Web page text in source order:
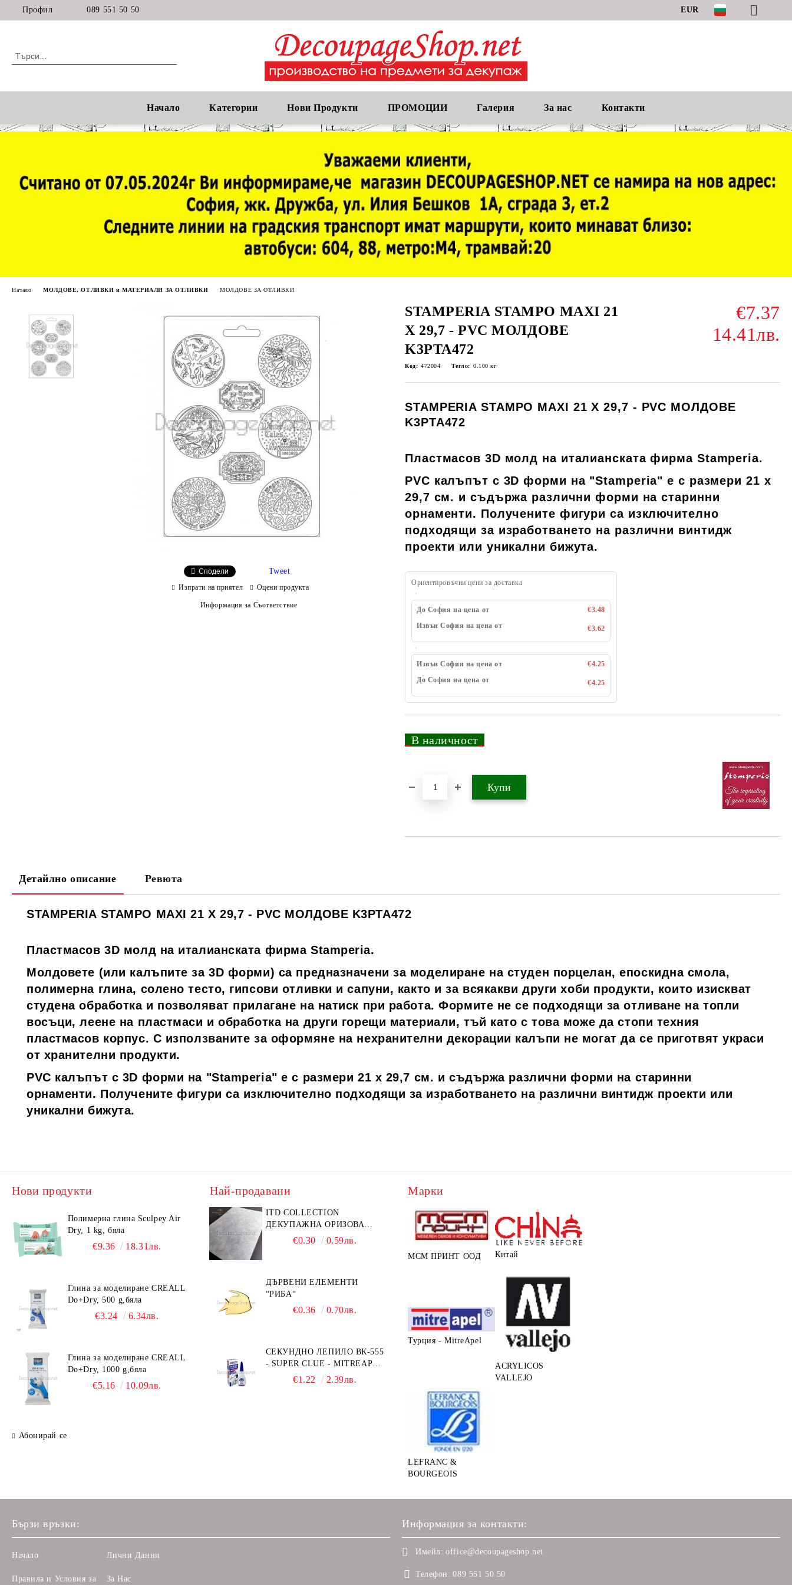
Профил 089 551 50 50 EUR
Начало Категории Нови Продукти ПРОМОЦИИ Галерия За нас Контакти
Начало МОЛДОВЕ, ОТЛИВКИ и МАТЕРИАЛИ ЗА ОТЛИВКИ МОЛДОВЕ ЗА ОТЛИВКИ
STAMPERIA STAMPO MAXI 21
X 29,7 - PVC МОЛДОВЕ
K3PTA472
€7.37
14.41лв.
Код: 472004 Тегло: 0.100 кг
STAMPERIA STAMPO MAXI 21 X 29,7 - PVC МОЛДОВЕ
K3PTA472
Пластмасов 3D молд на италианската фирма Stamperia.
PVC калъпът с 3D форми на "Stamperia" е с размери 21 х
29,7 см. и съдържа различни форми на старинни
орнаменти. Получените фигури са изключително
подходящи за изработването на различни винтидж
проекти или уникални бижута.
Ориентировъчни цени за доставка
До София на цена от
€3.48
Извън София на цена от
€3.62
Извън София на цена от
€4.25
До София на цена от
€4.25
В наличност
Сподели Tweet
Изпрати на приятел Оцени продукта
Информация за Съответствие
Детайлно описание Ревюта
STAMPERIA STAMPO MAXI 21 X 29,7 - PVC МОЛДОВЕ K3PTA472
Пластмасов 3D молд на италианската фирма Stamperia.
Молдовете (или калъпите за 3D форми) са предназначени за моделиране на студен порцелан, епоскидна смола,
полимерна глина, солено тесто, гипсови отливки и сапуни, както и за всякакви други хоби продукти, които изискват
студена обработка и позволяват прилагане на натиск при работа. Формите не се подходящи за отливане на топли
восъци, леене на пластмаси и обработка на други горещи материали, тъй като с това може да стопи техния
пластмасов корпус. С използваните за оформяне на нехранителни декорации калъпи не могат да се приготвят украси
от хранителни продукти.
PVC калъпът с 3D форми на "Stamperia" е с размери 21 х 29,7 см. и съдържа различни форми на старинни
орнаменти. Получените фигури са изключително подходящи за изработването на различни винтидж проекти или
уникални бижута.
Нови продукти
Полимерна глина Sculpey Air
Dry, 1 kg, бяла
€9.36 18.31лв.
Глина за моделиране CREALL
Do+Dry, 500 g,бяла
€3.24 6.34лв.
Глина за моделиране CREALL
Do+Dry, 1000 g,бяла
€5.16 10.09лв.
Абонирай се
Най-продавани
ITD COLLECTION
ДЕКУПАЖНА ОРИЗОВА
ХАРТИЯ А5 БЯЛА - RC044
€0.30 0.59лв.
ДЪРВЕНИ ЕЛЕМЕНТИ
“РИБА“
€0.36 0.70лв.
СЕКУНДНО ЛЕПИЛО ВК-555
- SUPER CLUE - MITREAPEL
€1.22 2.39лв.
Марки
МСМ ПРИНТ ООД Китай
Турция - MitreApel
ACRYLICOS
VALLEJO
LEFRANC &
BOURGEOIS
Бързи връзки:
Начало
Правила и Условия за
Лични Данни
За Нас
Информация за контакти:
Имейл: office@decoupageshop.net
Телефон: 089 551 50 50